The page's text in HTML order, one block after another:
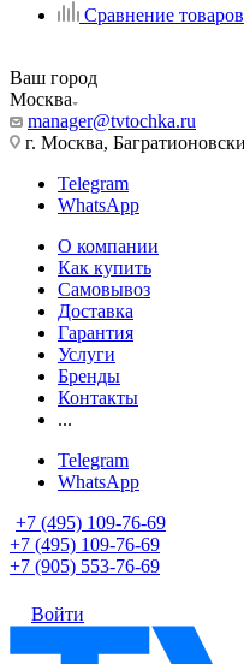
Сравнение товаров
Ваш город
Москва
manager@tvtochka.ru
г. Москва,
Telegram
WhatsApp
О компании
Как купить
Самовывоз
Доставка
Гарантия
Услуги
Бренды
Контакты
...
Telegram
WhatsApp
+7 (495) 109-76-69
+7 (495) 109-76-69
+7 (905) 553-76-69
Войти